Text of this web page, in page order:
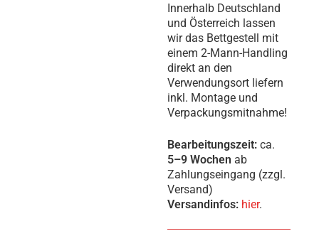
Innerhalb Deutschland
und Österreich lassen
wir das Bettgestell mit
einem 2-Mann-Handling
direkt an den
Verwendungsort liefern
inkl. Montage und
Verpackungsmitnahme!
Bearbeitungszeit: ca.
5–9 Wochen ab
Zahlungseingang (zzgl.
Versand)
Versandinfos: hier.